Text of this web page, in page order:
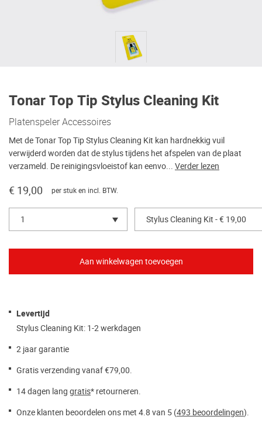
Tonar Top Tip Stylus Cleaning Kit
Platenspeler Accessoires
Met de Tonar Top Tip Stylus Cleaning Kit kan hardnekkig vuil
verwijderd worden dat de stylus tijdens het afspelen van de plaat
verzameld. De reinigingsvloeistof kan eenvo... Verder lezen
€ 19,00 per stuk en incl. BTW.
1 Stylus Cleaning Kit - € 19,00
Levertijd
Stylus Cleaning Kit: 1-2 werkdagen
2 jaar garantie
Gratis verzending vanaf €79,00.
14 dagen lang gratis* retourneren.
Onze klanten beoordelen ons met 4.8 van 5 (493 beoordelingen).